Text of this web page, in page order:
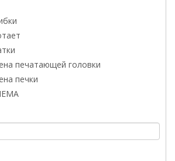
печатающей головки
печки